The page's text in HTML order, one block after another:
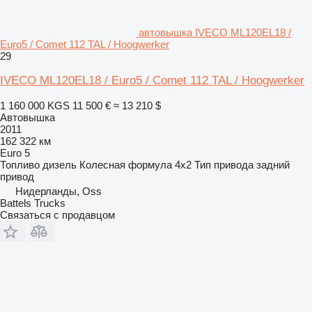
автовышка IVECO ML120EL18 /
Euro5 / Comet 112 TAL / Hoogwerker
29
IVECO ML120EL18 / Euro5 / Comet 112 TAL / Hoogwerker
1 160 000 KGS 11 500 € ≈ 13 210 $
Автовышка
2011
162 322 км
Euro 5
Топливо дизель Колесная формула 4x2 Тип привода задний
привод
Нидерланды, Oss
Battels Trucks
Связаться с продавцом